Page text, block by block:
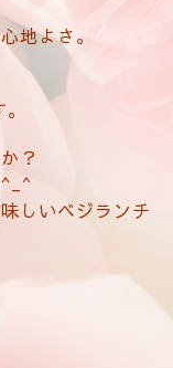
地よさ。
？
しいベジランチ